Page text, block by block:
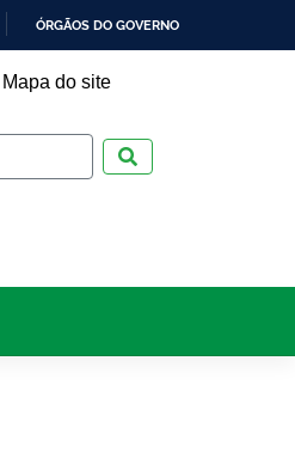
ÓRGÃOS DO GOVERNO
Mapa do site